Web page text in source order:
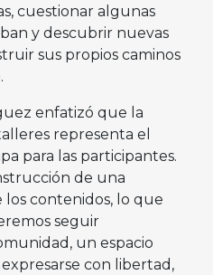
cuestionar algunas
y descubrir nuevas
sus propios caminos
enfatizó que la
representa el
para las participantes.
de una
los contenidos, lo que
seguir
un espacio
con libertad,